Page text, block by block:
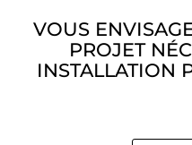
VOUS
PROJET
INSTALLATION